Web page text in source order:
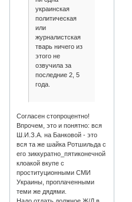
украинская
политическая
или
журналистская
тварь ничего из
этого не
озвучила за
последние 2, 5
года.
Согласен стопроцентно!
Впрочем, это и понятно: вся
Ш.И.З.А. на Банковой - это
вся та же шайка Ротшильда с
его зиккуратно_пятиконечной
клоакой вкупе с
проституционными СМИ
Украины, проплаченными
теми же дядями.